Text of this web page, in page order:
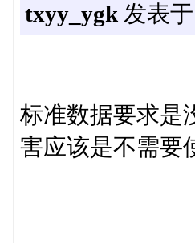
txyy_ygk发表于
标准数据要求是
害应该是不需要